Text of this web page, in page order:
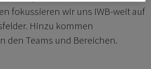
fokussieren wir uns IWB-weit auf
Hinzu kommen
den Teams und Bereichen.